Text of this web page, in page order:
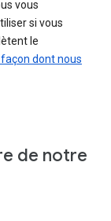
vous
si vous
le
dont nous
de notre